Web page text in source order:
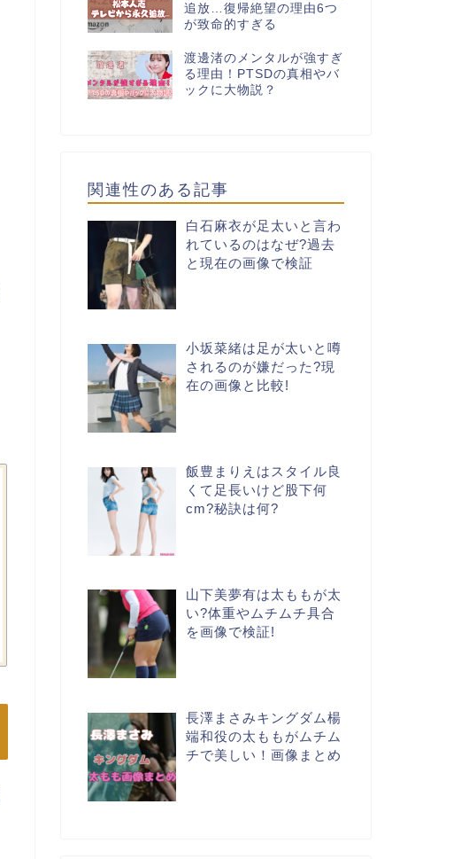
追放…復帰絶望の理由6つ
が致命的すぎる
渡邊渚のメンタルが強すぎ
る理由！PTSDの真相やバ
ックに大物説？
関連性のある記事
白石麻衣が足太いと言わ
れているのはなぜ?過去
と現在の画像で検証
小坂菜緒は足が太いと噂
されるのが嫌だった?現
在の画像と比較!
飯豊まりえはスタイル良
くて足長いけど股下何
cm?秘訣は何?
山下美夢有は太ももが太
い?体重やムチムチ具合
を画像で検証!
長澤まさみキングダム楊
端和役の太ももがムチム
チで美しい！画像まとめ